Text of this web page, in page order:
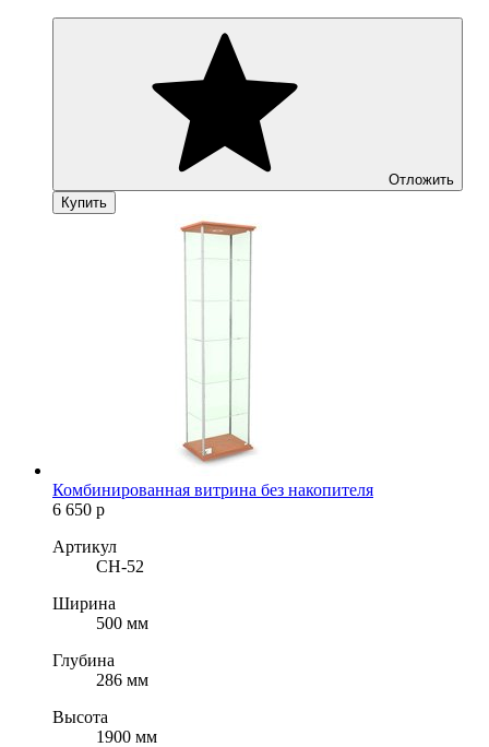
Отложить
Купить
Комбинированная витрина без накопителя
6 650 р
Артикул
CH-52
Ширина
500 мм
Глубина
286 мм
Высота
1900 мм